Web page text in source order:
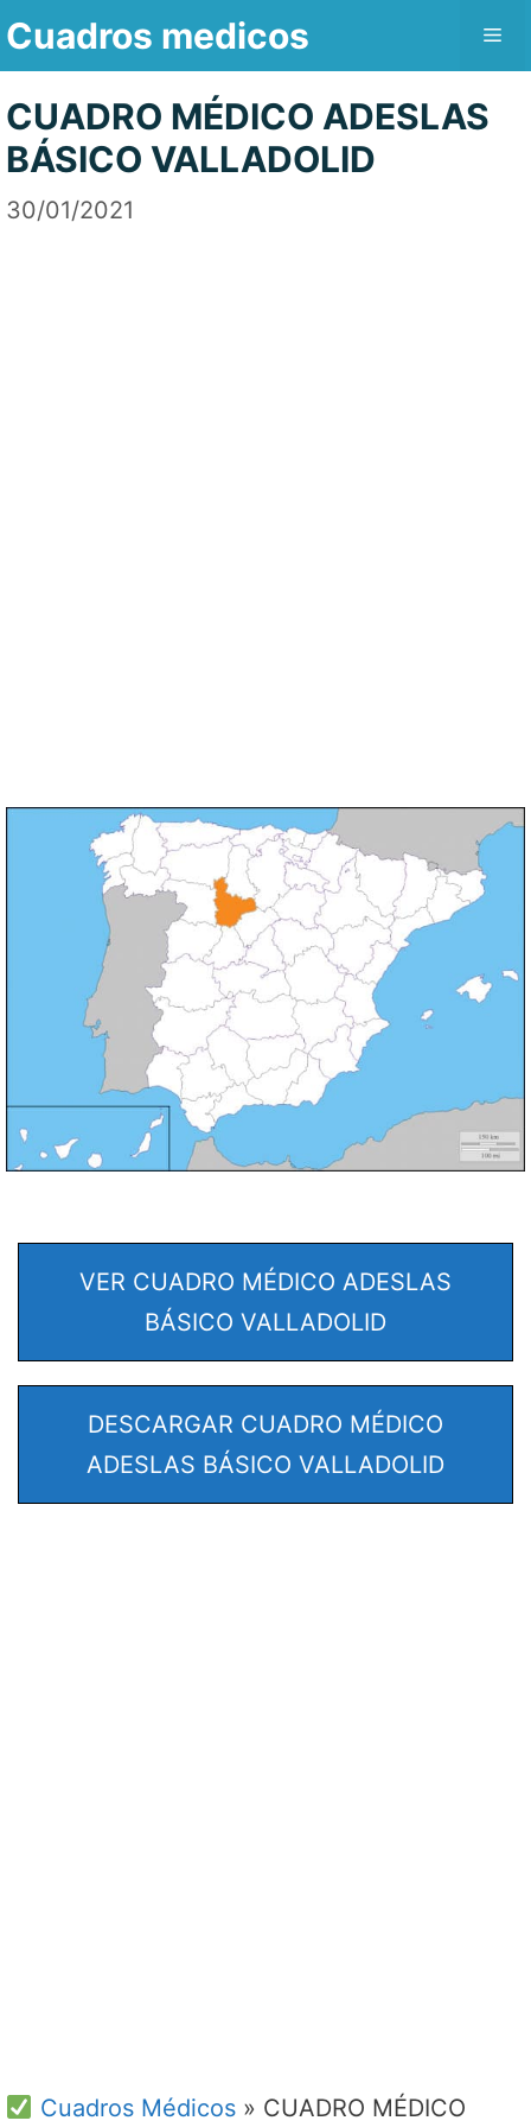
Saltar
contenido
Cuadros medicos
CUADRO MÉDICO ADESLAS
BÁSICO VALLADOLID
30/01/2021
VER CUADRO MÉDICO ADESLAS
BÁSICO VALLADOLID
DESCARGAR CUADRO MÉDICO
ADESLAS BÁSICO VALLADOLID
Cuadros Médicos» CUADRO MÉDICO